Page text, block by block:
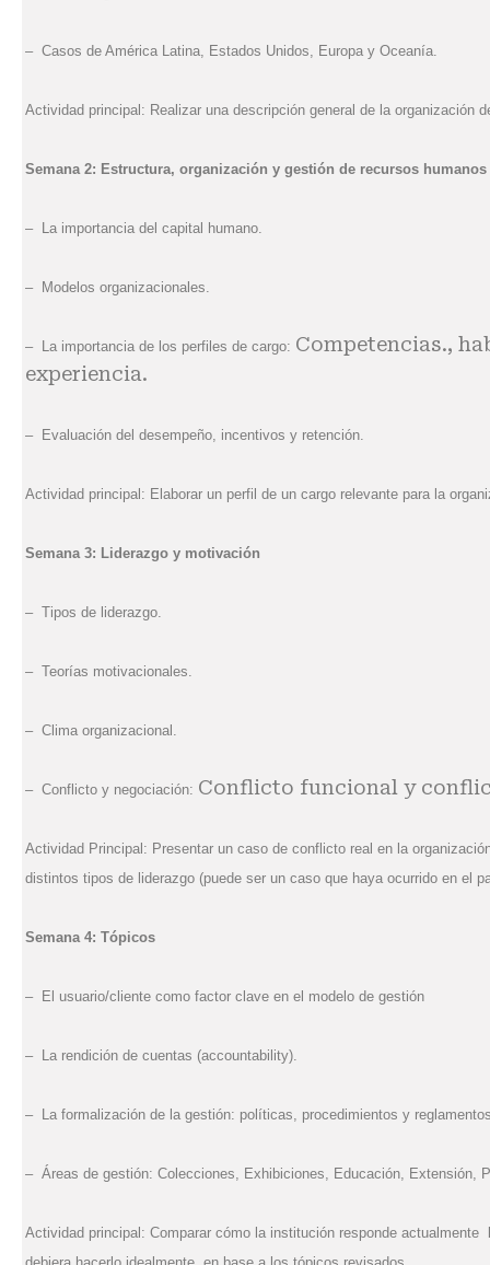
– Casos de América Latina, Estados Unidos, Europa y Oceanía.
Actividad principal: Realizar una descripción general de la organización
Semana 2: Estructura, organización y gestión de recursos humanos
– La importancia del capital humano.
– Modelos organizacionales.
– La importancia de los perfiles de cargo: Competencias.,
experiencia.
– Evaluación del desempeño, incentivos y retención.
Actividad principal: Elaborar un perfil de un cargo relevante para la
Semana 3: Liderazgo y motivación
– Tipos de liderazgo.
– Teorías motivacionales.
– Clima organizacional.
– Conflicto y negociación: Conflicto funcional y
Actividad Principal: Presentar un caso de conflicto real en la
distintos tipos de liderazgo (puede ser un caso que haya ocurrido en el
Semana 4: Tópicos
– El usuario/cliente como factor clave en el modelo de gestión
– La rendición de cuentas (accountability).
– La formalización de la gestión: políticas, procedimientos y
– Áreas de gestión: Colecciones, Exhibiciones, Educación, Extensión,
Actividad principal: Comparar cómo la institución responde